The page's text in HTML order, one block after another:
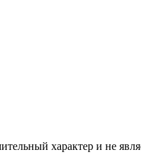
характер и не